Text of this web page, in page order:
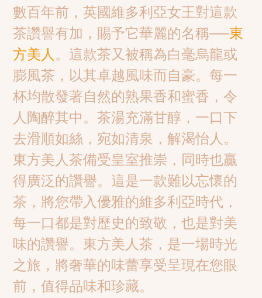
數百年前，英國維多利亞女王對這款
茶讚譽有加，賜予它華麗的名稱──東
方美人。這款茶又被稱為白毫烏龍或
膨風茶，以其卓越風味而自豪。每一
杯均散發著自然的熟果香和蜜香，令
人陶醉其中。茶湯充滿甘醇，一口下
去滑順如絲，宛如清泉，解渴怡人。
東方美人茶備受皇室推崇，同時也贏
得廣泛的讚譽。這是一款難以忘懷的
茶，將您帶入優雅的維多利亞時代，
每一口都是對歷史的致敬，也是對美
味的讚譽。東方美人茶，是一場時光
之旅，將奢華的味蕾享受呈現在您眼
前，值得品味和珍藏。